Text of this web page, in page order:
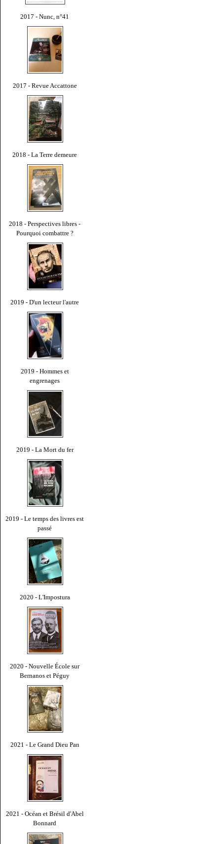
2017 - Nunc, n°41
2017 - Revue Accattone
2018 - La Terre demeure
2018 - Perspectives libres -
Pourquoi combattre ?
2019 - D'un lecteur l'autre
2019 - Hommes et
engrenages
2019 - La Mort du fer
2019 - Le temps des livres est
passé
2020 - L'Impostura
2020 - Nouvelle École sur
Bernanos et Péguy
2021 - Le Grand Dieu Pan
2021 - Océan et Brésil d'Abel
Bonnard